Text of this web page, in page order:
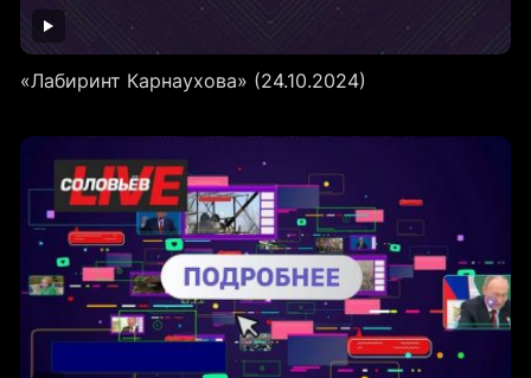
«Лабиринт Карнаухова» (24.10.2024)